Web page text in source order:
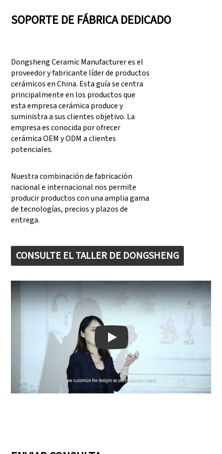
SOPORTE DE FÁBRICA DEDICADO
Dongsheng Ceramic Manufacturer es el
proveedor y fabricante líder de productos
cerámicos en China. Esta guía se centra
principalmente en los productos que
esta empresa cerámica produce y
suministra a sus clientes objetivo. La
empresa es conocida por ofrecer
cerámica OEM y ODM a clientes
potenciales.
Nuestra combinación de fabricación
nacional e internacional nos permite
producir productos con una amplia gama
de tecnologías, precios y plazos de
entrega.
CONSULTE EL TALLER DE DONGSHENG
Play: Keynote (Google I/O '18)